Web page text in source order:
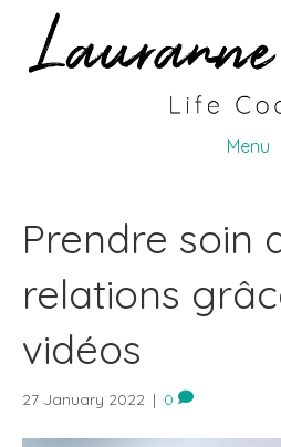
Menu
Prendre soin
relations
vidéos
27 January 2022 | 0